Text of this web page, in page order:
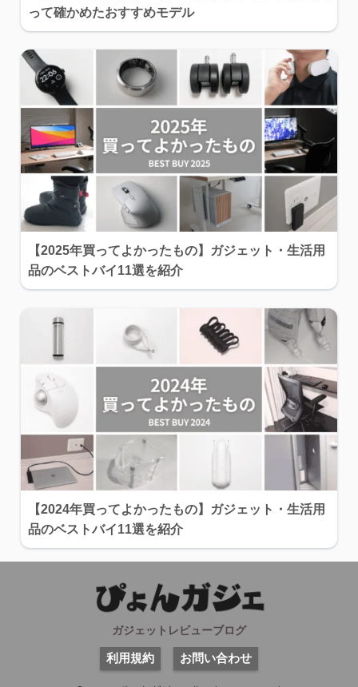
って確かめたおすすめモデル
【2025年買ってよかったもの】ガジェット・生活用
品のベストバイ11選を紹介
【2024年買ってよかったもの】ガジェット・生活用
品のベストバイ11選を紹介
ガジェットレビューブログ
利用規約 お問い合わせ